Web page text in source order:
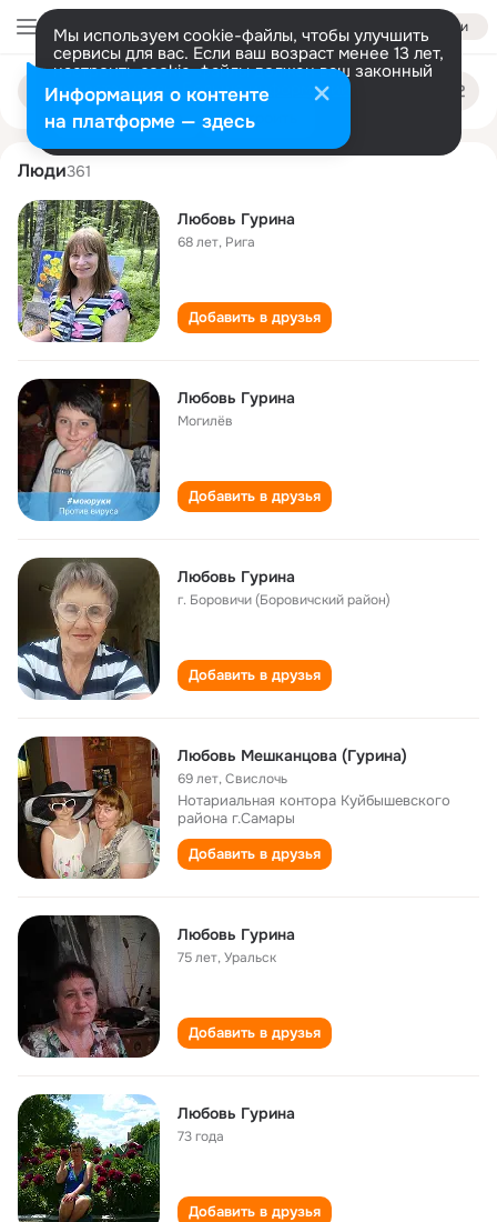
Войти
Мы используем cookie-файлы, чтобы улучшить
сервисы для вас. Если ваш возраст менее 13 лет,
настроить cookie-файлы должен ваш законный
представитель. Больше информации
Разрешить все Настроить
Поиск
людям
lyubov gurina
Люди361
Любовь Гурина
68 лет, Рига
Добавить в друзья
Любовь Гурина
Могилёв
Добавить в друзья
Любовь Гурина
г. Боровичи (Боровичский район)
Добавить в друзья
Любовь Мешканцова (Гурина)
69 лет,Свислочь
Нотариальная контора Куйбышевского
района г.Самары
Добавить в друзья
Любовь Гурина
75 лет,Уральск
Добавить в друзья
Любовь Гурина
73 года
Добавить в друзья
Информация о контенте
на платформе — здесь